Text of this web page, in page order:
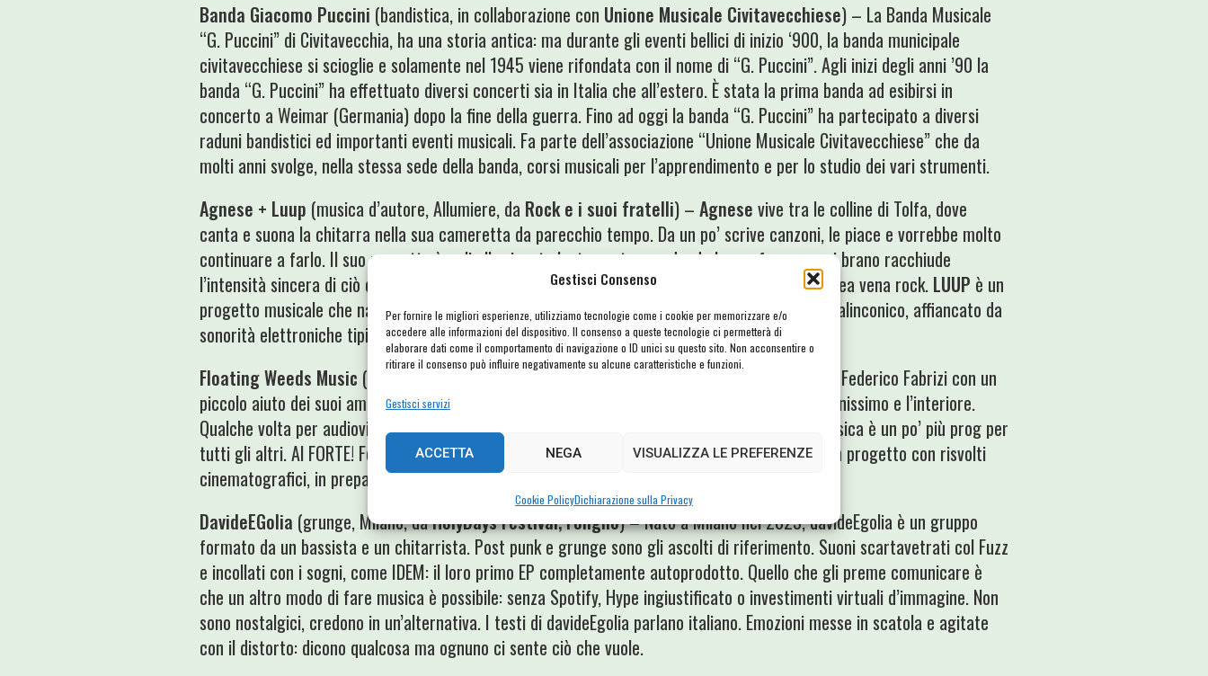
Gestisci Consenso
Per fornire le migliori esperienze, utilizziamo tecnologie come i cookie per memorizzare e/o
accedere alle informazioni del dispositivo. Il consenso a queste tecnologie ci permetterà di
elaborare dati come il comportamento di navigazione o ID unici su questo sito. Non acconsentire o
ritirare il consenso può influire negativamente su alcune caratteristiche e funzioni.
Gestisci servizi
ACCETTA NEGA VISUALIZZA LE PREFERENZE
Cookie PolicyDichiarazione sulla Privacy
Banda Giacomo Puccini (bandistica, in collaborazione con Unione Musicale Civitavecchiese) – La Banda Musicale
“G. Puccini” di Civitavecchia, ha una storia antica: ma durante gli eventi bellici di inizio ‘900, la banda municipale
civitavecchiese si scioglie e solamente nel 1945 viene rifondata con il nome di “G. Puccini”. Agli inizi degli anni ’90 la
banda “G. Puccini” ha effettuato diversi concerti sia in Italia che all’estero. È stata la prima banda ad esibirsi in
concerto a Weimar (Germania) dopo la fine della guerra. Fino ad oggi la banda “G. Puccini” ha partecipato a diversi
raduni bandistici ed importanti eventi musicali. Fa parte dell’associazione “Unione Musicale Civitavecchiese” che da
molti anni svolge, nella stessa sede della banda, corsi musicali per l’apprendimento e per lo studio dei vari strumenti.
Agnese + Luup (musica d’autore, Allumiere, da Rock e i suoi fratelli) – Agnese vive tra le colline di Tolfa, dove
canta e suona la chitarra nella sua cameretta da parecchio tempo. Da un po’ scrive canzoni, le piace e vorrebbe molto
continuare a farlo. Il suo progetto è agli albori e sta lentamente prendendo la sua forma: ogni brano racchiude
l’intensità sincera di ciò che la muove, tra sonorità acustiche, atmosfere intime e una spontanea vena rock. LUUP è un
progetto musicale che nasce nel 2017 che propone un cantautorato moderno spensierato e malinconico, affiancato da
sonorità elettroniche tipiche del pop anni 80/90.
Floating Weeds Music (psichedelia) – Floating Weeds Music è uno spazio, un’idea musicale di Federico Fabrizi con un
piccolo aiuto dei suoi amici. Musica per l’infinitamente grande e l’infinitamente piccolo, il lontanissimo e l’interiore.
Qualche volta per audiovisivo. Federico dice “nella mia testa sto facendo pop”, ma forse la musica è un po’ più prog per
tutti gli altri. Al FORTE! Festival, Floating Weeds Music sarà una sonorizzazione, che anticipa un progetto con risvolti
cinematografici, in preparazione con CineCircolo XXI e FORTE! Festival.
DavideEGolia (grunge, Milano, daHolyDays Festival, Foligno) – Nato a Milano nel 2023, davideEgolia è un gruppo
formato da un bassista e un chitarrista. Post punk e grunge sono gli ascolti di riferimento. Suoni scartavetrati col Fuzz
e incollati con i sogni, come IDEM: il loro primo EP completamente autoprodotto. Quello che gli preme comunicare è
che un altro modo di fare musica è possibile: senza Spotify, Hype ingiustificato o investimenti virtuali d’immagine. Non
sono nostalgici, credono in un’alternativa. I testi di davideEgolia parlano italiano. Emozioni messe in scatola e agitate
con il distorto: dicono qualcosa ma ognuno ci sente ciò che vuole.